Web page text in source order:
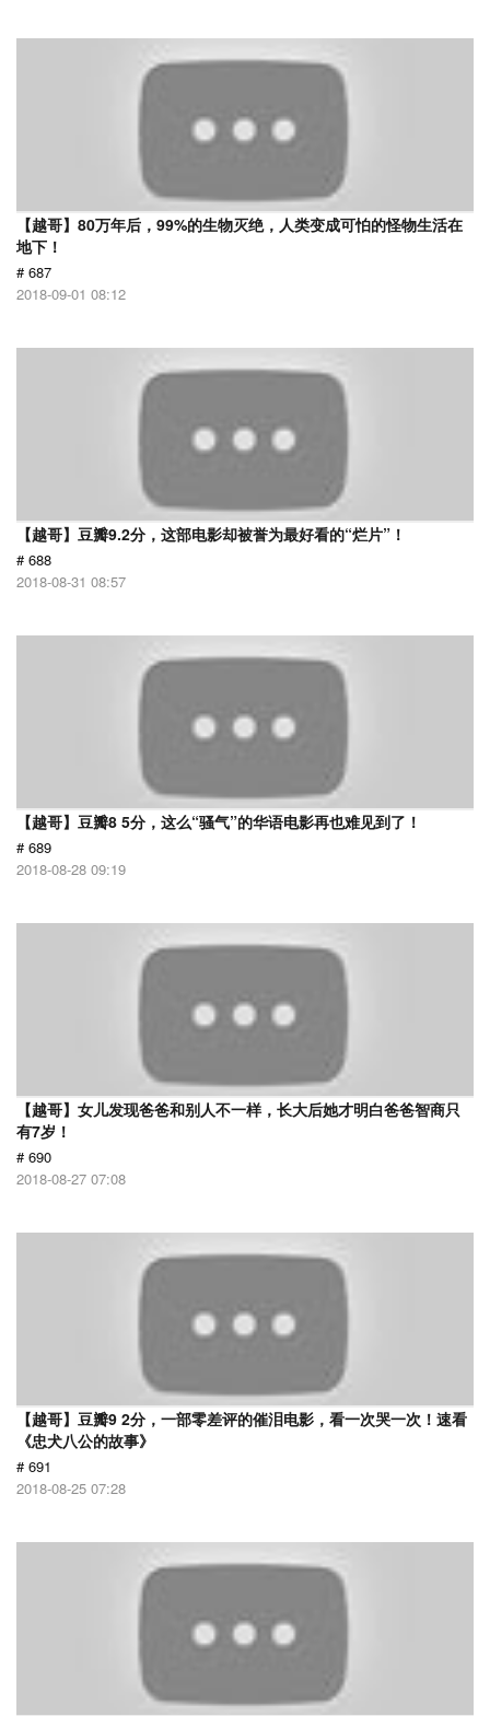
【越哥】80万年后，99%的生物灭绝，人类变成可怕的怪物生活在
地下！
# 687
2018-09-01 08:12
【越哥】豆瓣9.2分，这部电影却被誉为最好看的“烂片”！
# 688
2018-08-31 08:57
【越哥】豆瓣8 5分，这么“骚气”的华语电影再也难见到了！
# 689
2018-08-28 09:19
【越哥】女儿发现爸爸和别人不一样，长大后她才明白爸爸智商只
有7岁！
# 690
2018-08-27 07:08
【越哥】豆瓣9 2分，一部零差评的催泪电影，看一次哭一次！速看
《忠犬八公的故事》
# 691
2018-08-25 07:28